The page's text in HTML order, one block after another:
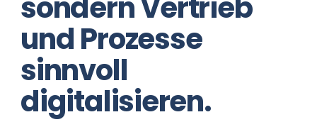
und Prozesse
sinnvoll
digitalisieren.